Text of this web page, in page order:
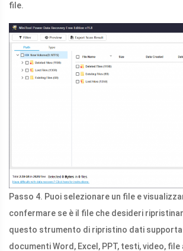
file.
Passo 4. Puoi selezionare un file e
confermare se è il file che desideri
questo strumento di ripristino dati
documenti Word, Excel, PPT, testi, video,